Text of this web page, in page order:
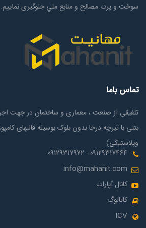
سوخت و پرت مصالح و منابع ملي جلوگیری نماییم.
تماس باما
تلفیقی از صنعت ، معماری و ساختمان در جهت
بتنی با تیرچه درجا بدون بلوک بوسیله قالبهای
وپلاستیکی)
۰۹۱۲۹۳۱۷۴۶۴ - ۰۹۱۲۹۳۱۷۹۷۲
info@mahanit.com
کانال آپارات
کاتالوگ
ICV